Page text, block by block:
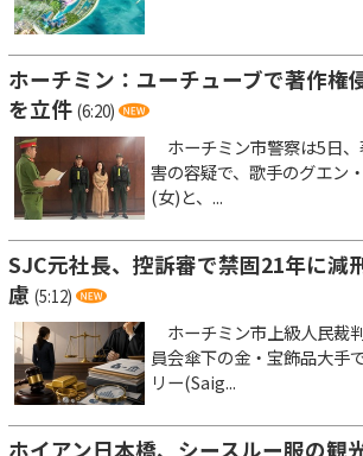
ホーチミン：ユーチューブで著作権
を立件 (6:20)
ホーチミン市警察は5日
害の容疑で、歌手のグエン
(女)と、...
SJC元社長、控訴審で禁固21年に
慮 (5:12)
ホーチミン市上級人民裁
員会傘下の金・宝飾品大手
リー(Saig...
ホイアン日本橋、シースルー服の観